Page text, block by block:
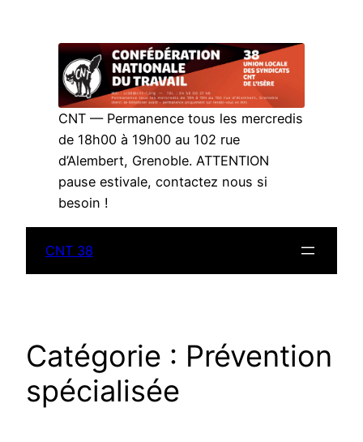
CNT — Permanence tous les mercredis
de 18h00 à 19h00 au 102 rue
d’Alembert, Grenoble. ATTENTION
pause estivale, contactez nous si
besoin !
CNT 38
Catégorie : Prévention
spécialisée